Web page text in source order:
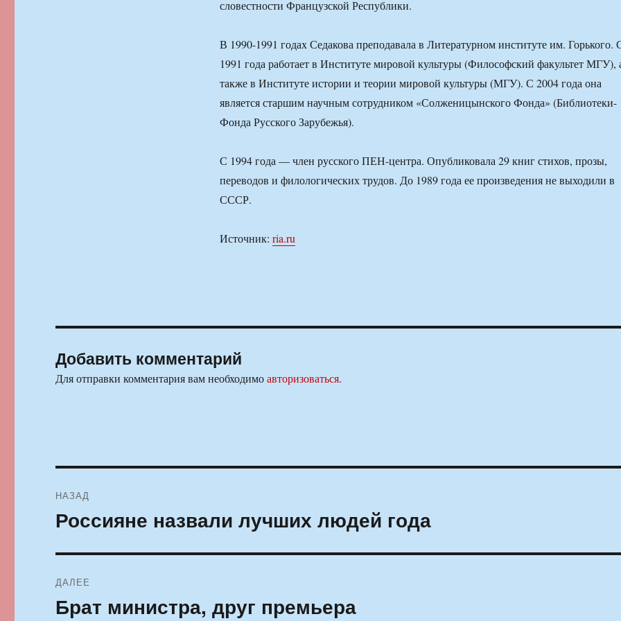
словестности Французской Республики.
В 1990-1991 годах Седакова преподавала в Литературном институте им. Горького.
1991 года работает в Институте мировой культуры (Философский факультет МГУ),
также в Институте истории и теории мировой культуры (МГУ). С 2004 года она
является старшим научным сотрудником «Солженицынского Фонда» (Библиотеки-
Фонда Русского Зарубежья).
С 1994 года — член русского ПЕН-центра. Опубликовала 29 книг стихов, прозы,
переводов и филологических трудов. До 1989 года ее произведения не выходили в
СССР.
Источник: ria.ru
Добавить комментарий
Для отправки комментария вам необходимоавторизоваться.
по
НАЗАД
Предыдущая
Россияне назвали лучших людей года
ДАЛЕЕ
Следующая
Брат министра, друг премьера